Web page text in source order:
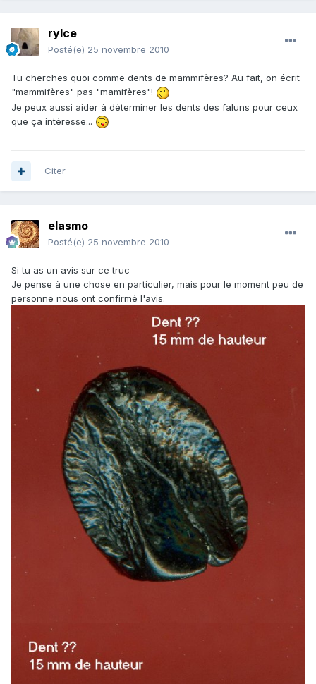
rylce
Posté(e) 25 novembre 2010
Tu cherches quoi comme dents de mammifères? Au fait, on écrit
"mammifères" pas "mamifères"!
Je peux aussi aider à déterminer les dents des faluns pour ceux
que ça intéresse...
Citer
elasmo
Posté(e) 25 novembre 2010
Si tu as un avis sur ce truc
Je pense à une chose en particulier, mais pour le moment peu de
personne nous ont confirmé l'avis.